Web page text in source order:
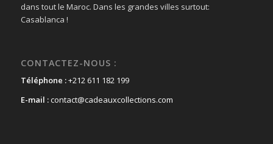
dans tout le Maroc. Dans les grandes villes surtout:
Casablanca !
CONTACTEZ-NOUS :
Téléphone :+212 611 182 199
E-mail :contact@cadeauxcollections.com